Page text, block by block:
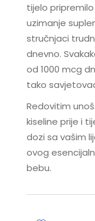
tijelo
uzimanje
stručnjaci
dnevno.
od 1000 mcg
tako
Redovitim
kiseline prije i
dozi sa vašim
ovog
bebu.